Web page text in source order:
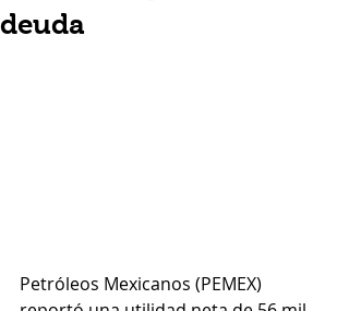
deuda
Petróleos Mexicanos (PEMEX)